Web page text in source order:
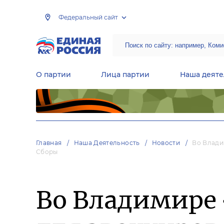
Федеральный сайт
О партии Лица партии Наша
Главная Наша Деятельность Новости
Во
Сборы
Во Владимире